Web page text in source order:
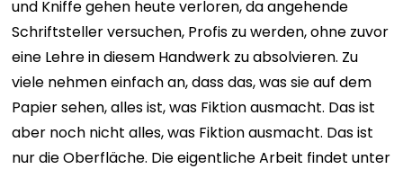
und Kniffe gehen heute verloren, da angehende
Schriftsteller versuchen, Profis zu werden, ohne zuvor
eine Lehre in diesem Handwerk zu absolvieren. Zu
viele nehmen einfach an, dass das, was sie auf dem
Papier sehen, alles ist, was Fiktion ausmacht. Das ist
aber noch nicht alles, was Fiktion ausmacht. Das ist
nur die Oberfläche. Die eigentliche Arbeit findet unter